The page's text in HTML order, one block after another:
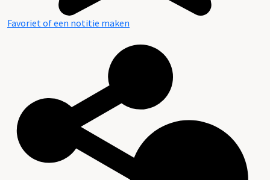
Favoriet of een notitie maken